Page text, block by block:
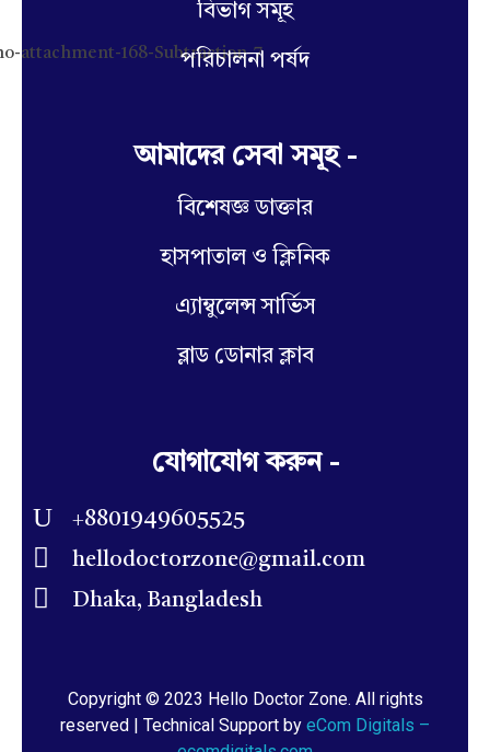
বিভাগ সমূহ
পরিচালনা পর্ষদ
আমাদের সেবা সমূহ -
বিশেষজ্ঞ ডাক্তার
হাসপাতাল ও ক্লিনিক
এ্যাম্বুলেন্স সার্ভিস
ব্লাড ডোনার ক্লাব
যোগাযোগ করুন -
+8801949605525
hellodoctorzone@gmail.com
Dhaka, Bangladesh
Copyright © 2023 Hello Doctor Zone. All rights
reserved | Technical Support by eCom Digitals –